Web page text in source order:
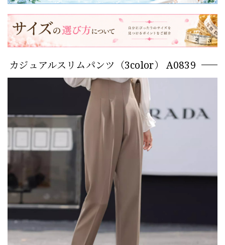
カジュアルスリムパンツ（3color） A0839